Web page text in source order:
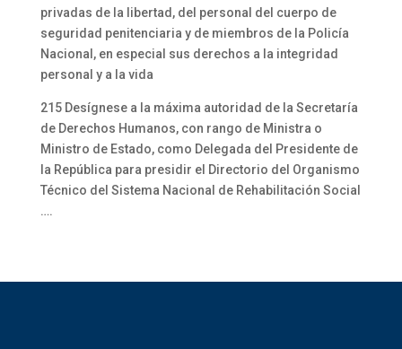
privadas de la libertad, del personal del cuerpo de
seguridad penitenciaria y de miembros de la Policía
Nacional, en especial sus derechos a la integridad
personal y a la vida
215 Desígnese a la máxima autoridad de la Secretaría
de Derechos Humanos, con rango de Ministra o
Ministro de Estado, como Delegada del Presidente de
la República para presidir el Directorio del Organismo
Técnico del Sistema Nacional de Rehabilitación Social
….